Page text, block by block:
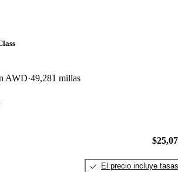
AWD 49,281 millas
El precio incluye tasas